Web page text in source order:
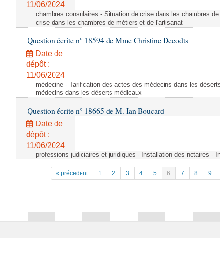
11/06/2024
chambres consulaires - Situation de crise dans les chambres
crise dans les chambres de métiers et de l'artisanat
Question écrite n° 18594 de Mme Christine Decodts
Date de
dépôt :
11/06/2024
médecine - Tarification des actes des médecins dans les
médecins dans les déserts médicaux
Question écrite n° 18665 de M. Ian Boucard
Date de
dépôt :
11/06/2024
professions judiciaires et juridiques - Installation des notaires -
« précedent 1 2 3 4 5 6 7 8 9